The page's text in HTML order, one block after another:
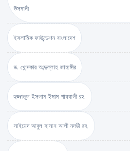
উসমানী
ইসলামিক ফাউন্ডেশন বাংলাদেশ
ড. খোন্দকার আব্দুল্লাহ জাহাঙ্গীর
হুজ্জাতুল ইসলাম ইমাম গাযযালী রহ.
সাইয়েদ আবুল হাসান আলী নদভী রহ.